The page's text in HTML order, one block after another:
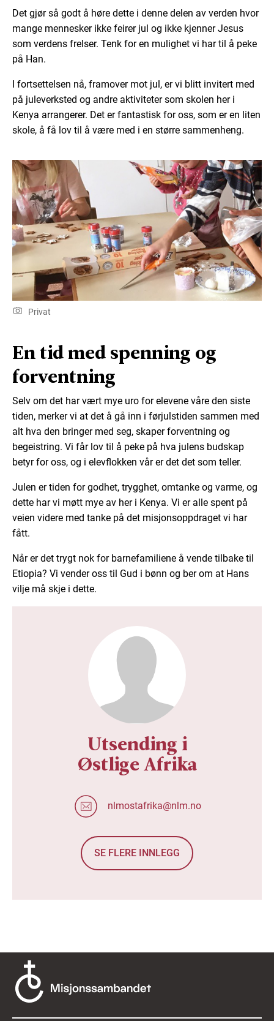
Det gjør så godt å høre dette i denne delen av verden hvor
mange mennesker ikke feirer jul og ikke kjenner Jesus
som verdens frelser. Tenk for en mulighet vi har til å peke
på Han.
I fortsettelsen nå, framover mot jul, er vi blitt invitert med
på juleverksted og andre aktiviteter som skolen her i
Kenya arrangerer. Det er fantastisk for oss, som er en liten
skole, å få lov til å være med i en større sammenheng.
Privat
En tid med spenning og
forventning
Selv om det har vært mye uro for elevene våre den siste
tiden, merker vi at det å gå inn i førjulstiden sammen med
alt hva den bringer med seg, skaper forventning og
begeistring. Vi får lov til å peke på hva julens budskap
betyr for oss, og i elevflokken vår er det det som teller.
Julen er tiden for godhet, trygghet, omtanke og varme, og
dette har vi møtt mye av her i Kenya. Vi er alle spent på
veien videre med tanke på det misjonsoppdraget vi har
fått.
Når er det trygt nok for barnefamiliene å vende tilbake til
Etiopia? Vi vender oss til Gud i bønn og ber om at Hans
vilje må skje i dette.
Utsending i
Østlige Afrika
nlmostafrika@nlm.no
SE FLERE INNLEGG